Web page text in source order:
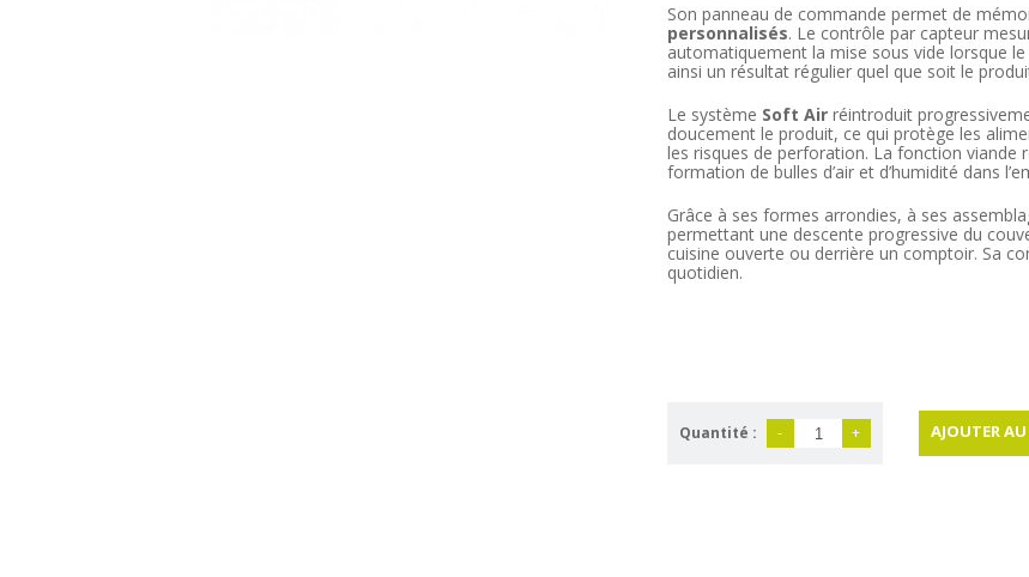
Son panneau de commande permet de
personnalisés. Le contrôle par capteur
automatiquement la mise sous vide lorsque
ainsi un résultat régulier quel que soit le
Le système Soft Airréintroduit
doucement le produit, ce qui protège les
les risques de perforation. La fonction viande
formation de bulles d’air et d’humidité dans
Grâce à ses formes arrondies, à ses
permettant une descente progressive du
cuisine ouverte ou derrière un comptoir. Sa
quotidien.
Quantité : - + AJOUTER